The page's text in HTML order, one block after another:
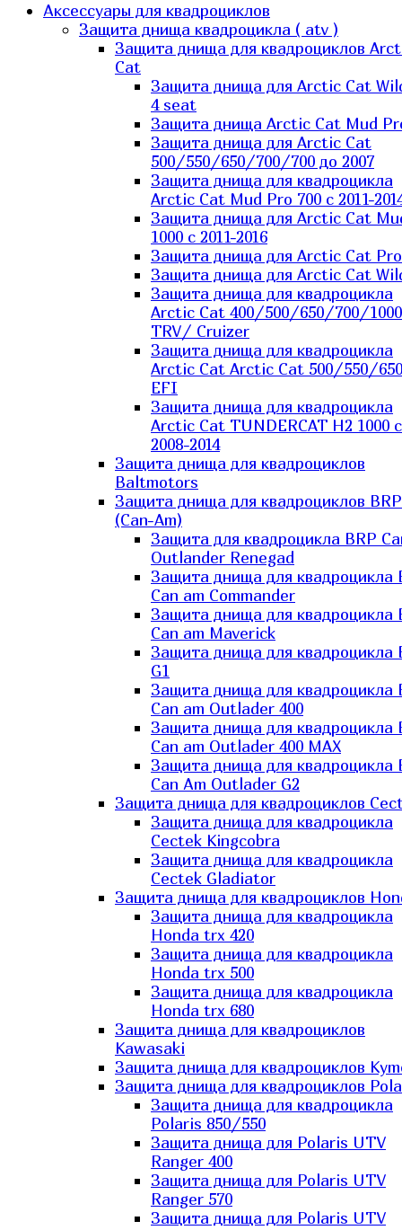
Аксессуары для квадроциклов
Защита днища квадроцикла ( atv )
Защита днища для квадроциклов
Cat
Защита днища для Arctic Cat
4 seat
Защита днища Arctic Cat Mud
Защита днища для Arctic Cat
500/550/650/700/700 до 2007
Защита днища для квадроцикла
Arctic Cat Mud Pro 700 с 2011-
Защита днища для Arctic Cat
1000 c 2011-2016
Защита днища для Arctic Cat
Защита днища для Arctic Cat
Защита днища для квадроцикла
Arctic Cat 400/500/650/700/1000
TRV/ Cruizer
Защита днища для квадроцикла
Arctic Cat Arctic Cat 500/550/
EFI
Защита днища для квадроцикла
Arctic Cat TUNDERCAT H2 1000 c
2008-2014
Защита днища для квадроциклов
Baltmotors
Защита днища для квадроциклов BRP
(Can-Am)
Защита для квадроцикла BRP
Outlander Renegad
Защита днища для квадроцикла
Can am Commander
Защита днища для квадроцикла
Can am Maverick
Защита днища для квадроцикла
G1
Защита днища для квадроцикла
Can am Outlader 400
Защита днища для квадроцикла
Can am Outlader 400 MAX
Защита днища для квадроцикла
Can Аm Outlader G2
Защита днища для квадроциклов
Защита днища для квадроцикла
Cectek Kingcobra
Защита днища для квадроцикла
Cectek Gladiator
Защита днища для квадроциклов
Защита днища для квадроцикла
Honda trx 420
Защита днища для квадроцикла
Honda trx 500
Защита днища для квадроцикла
Honda trx 680
Защита днища для квадроциклов
Kawasaki
Защита днища для квадроциклов
Защита днища для квадроциклов
Защита днища для квадроцикла
Polaris 850/550
Защита днища для Polaris UTV
Ranger 400
Защита днища для Polaris UTV
Ranger 570
Защита днища для Polaris UTV